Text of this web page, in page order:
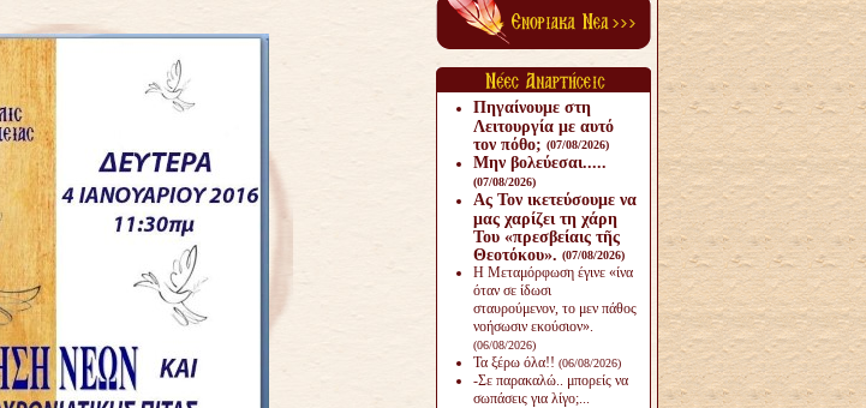
Πηγαίνουμε στη
Λειτουργία με αυτό
τον πόθο; (07/08/2026)
Μην βολεύεσαι.....
(07/08/2026)
Ας Τον ικετεύσουμε να
μας χαρίζει τη χάρη
Του «πρεσβείαις τῆς
Θεοτόκου». (07/08/2026)
Η Μεταμόρφωση έγινε «ίνα
όταν σε ίδωσι
σταυρούμενον, το μεν πάθος
νοήσωσιν εκούσιον».
(06/08/2026)
Τα ξέρω όλα!! (06/08/2026)
-Σε παρακαλώ.. μπορείς να
σωπάσεις για λίγο;...